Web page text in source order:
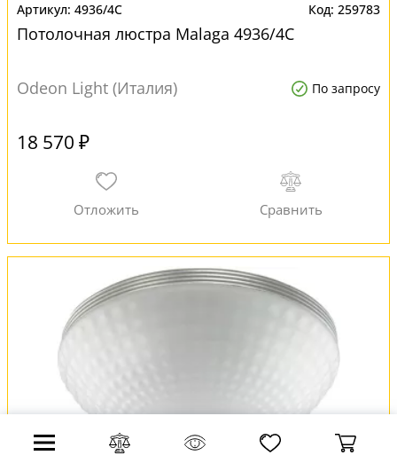
4936/4C 259783
Потолочная люстра Malaga 4936/4C
Odeon Light (Италия) По запросу
18 570 ₽